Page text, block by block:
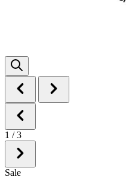
1 / 3
Sale